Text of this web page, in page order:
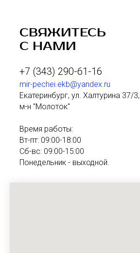
СВЯЖИТЕСЬ
С НАМИ
+7 (343) 290-61-16
mir-pechei.ekb@yandex.ru
Екатеринбург, ул. Халтурина 37/3,
м-н "Молоток"
Время работы:
Вт-пт: 09:00-18:00
Сб-вс: 09:00-15:00
Понедельник - выходной.